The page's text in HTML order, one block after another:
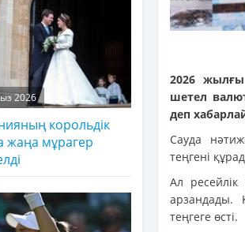
2026
шетел
деп
Сауда
теңгені
Ал ресейлік
арзандады.
теңгеге өсті.
2026
корольдік
жаңа мұрагер